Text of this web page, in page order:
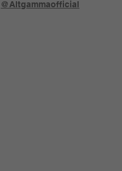
@Altgammaofficial